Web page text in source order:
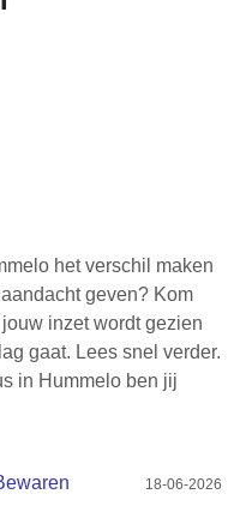
het verschil maken
geven? Kom
inzet wordt gezien
gaat. Lees snel verder.
in Hummelo ben jij
18-06-2026